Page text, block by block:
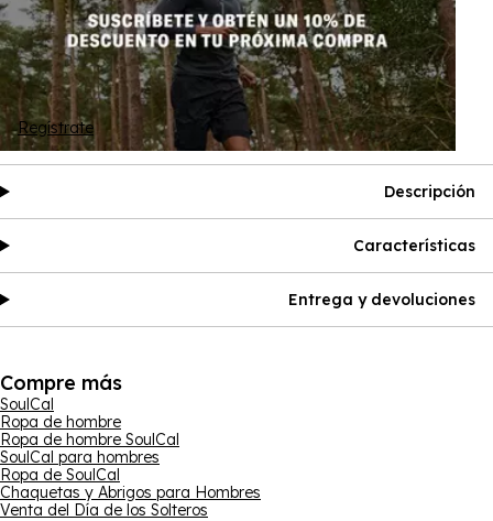
Regístrate
Descripción
Características
Entrega y devoluciones
Compre más
SoulCal
Ropa de hombre
Ropa de hombre SoulCal
SoulCal para hombres
Ropa de SoulCal
Chaquetas y Abrigos para Hombres
Venta del Día de los Solteros